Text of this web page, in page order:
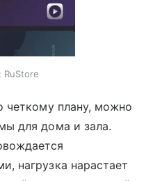
RuStore
четкому плану, можно
для дома и зала.
нагрузка нарастает